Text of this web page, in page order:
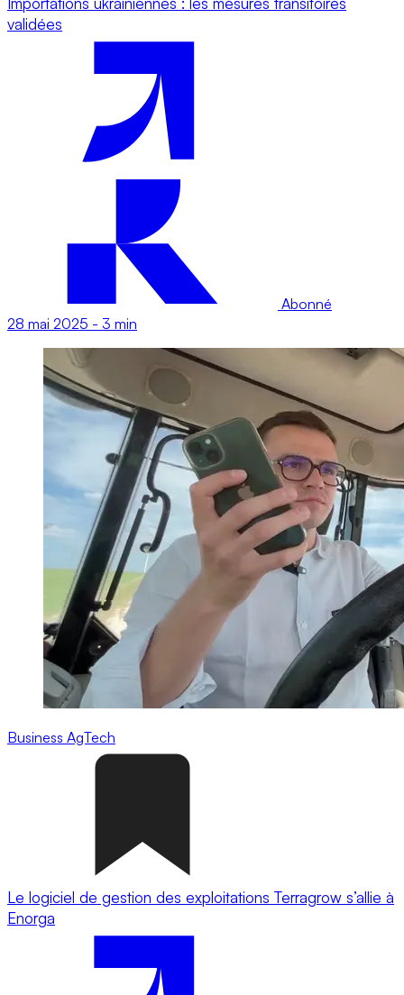
validées
Abonné
28 mai 2025 - 3 min
Business AgTech
Le logiciel de gestion des exploitations Terragrow s’allie à
Enorga